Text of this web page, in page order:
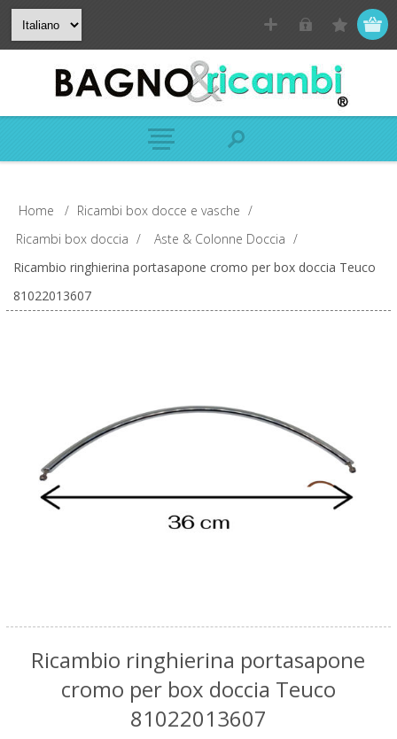
Home / Ricambi box docce e vasche /
Ricambi box doccia / Aste & Colonne Doccia /
Ricambio ringhierina portasapone cromo per box doccia Teuco
81022013607
Ricambio ringhierina portasapone
cromo per box doccia Teuco
81022013607